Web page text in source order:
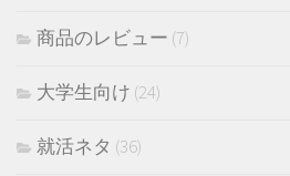
商品のレビュー (7)
大学生向け (24)
就活ネタ (36)